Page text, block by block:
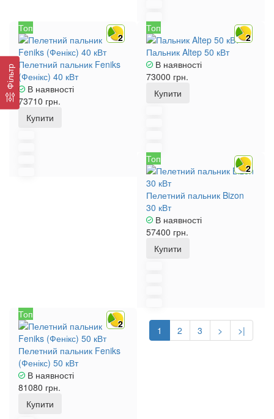
Фільтр
2
Топ
Пелетний пальник Feniks
(Фенікс) 40 кВт
В наявності
73710 грн.
Купити
2
Топ
Пальник Altep 50 кВт
В наявності
73000 грн.
Купити
2
Топ
Пелетний пальник Bizon
30 кВт
В наявності
57400 грн.
Купити
2
Топ
Пелетний пальник Feniks
(Фенікс) 50 кВт
В наявності
81080 грн.
Купити
1 2 3 > >|